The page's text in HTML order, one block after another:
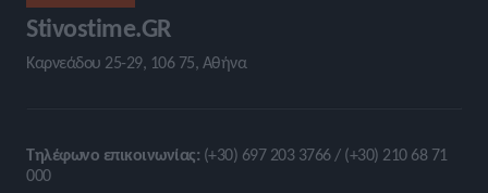
Stivostime.GR
Καρνεάδου 25-29, 106 75, Αθήνα
Τηλέφωνο επικοινωνίας: (+30) 697 203 3766 / (+30) 210 68 71
000